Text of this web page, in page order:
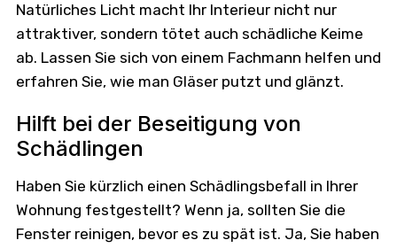
Natürliches Licht macht Ihr Interieur nicht nur
attraktiver, sondern tötet auch schädliche Keime
ab. Lassen Sie sich von einem Fachmann helfen und
erfahren Sie, wie man Gläser putzt und glänzt.
Hilft bei der Beseitigung von
Schädlingen
Haben Sie kürzlich einen Schädlingsbefall in Ihrer
Wohnung festgestellt? Wenn ja, sollten Sie die
Fenster reinigen, bevor es zu spät ist. Ja, Sie haben